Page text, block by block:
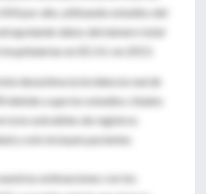
por año, utilizando estudios del
datos del número total
en EE.UU. en 2013.
desestima la incidencia real de
debido a que los estudios citados
extraíbles de registros
y solo incluyen pacientes
estimaciones con los